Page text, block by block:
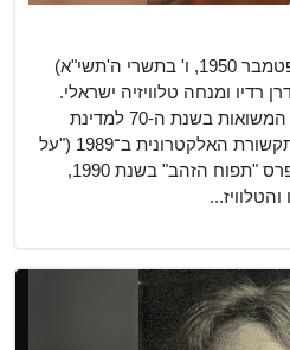
אבשלום קור (נולד ב־17 בספטמבר 1950, ו' בתשרי ה'תשי"א)
רדיו ומנחה טלוויזיה ישראלי.
משיא משואה בטקס הדלקת המשואות בשנת ה-70 למדינת
ישראל, זוכה פרס סוקולוב לתקשורת האלקטרונית ב־1989 ("על
מפעלו התקשורתי־חינוכי"), פרס "תפוח הזהב" בשנת 1990,